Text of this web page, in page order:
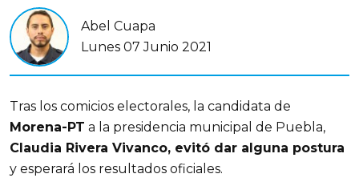
Abel Cuapa
Lunes 07 Junio 2021
Tras los comicios electorales, la candidata de
Morena-PT a la presidencia municipal de Puebla,
Claudia Rivera Vivanco, evitó dar alguna postura
y esperará los resultados oficiales.